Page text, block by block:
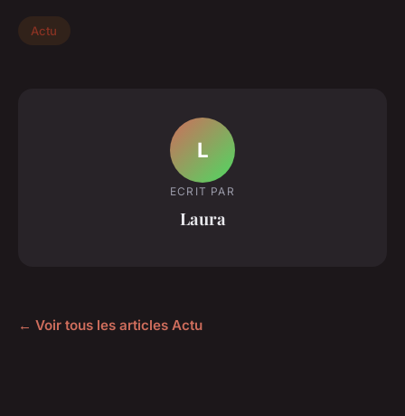
Actu
L
ECRIT PAR
Laura
← Voir tous les articles Actu